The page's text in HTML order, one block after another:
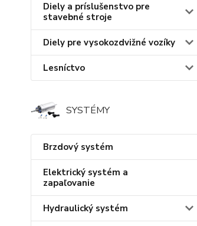
Diely a príslušenstvo pre
stavebné stroje
Diely pre vysokozdvižné vozíky
Lesníctvo
SYSTÉMY
Brzdový systém
Elektrický systém a
zapaľovanie
Hydraulický systém